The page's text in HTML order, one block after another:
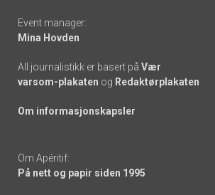
Event manager:
Mina Hovden
All journalistikk er basert på Vær
varsom-plakaten og Redaktørplakaten
Om informasjonskapsler
Om Apéritif:
På nett og papir siden 1995